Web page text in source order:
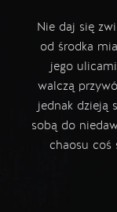
Nie daj się
od środka
jego
walczą
jednak dzieją
sobą do
chaosu coś